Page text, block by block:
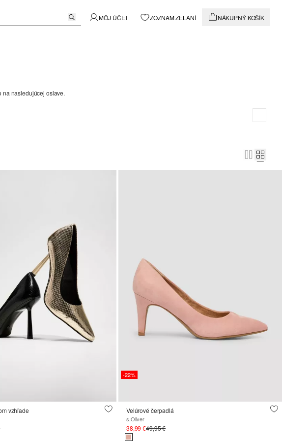
MÔJ ÚČET ZOZNAM ŽELANÍ NÁKUPNÝ KOŠÍK
na nasledujúcej oslave.
vzhľade
-22%
Velúrové čerpadlá
s.Oliver
38,99 €49,95 €